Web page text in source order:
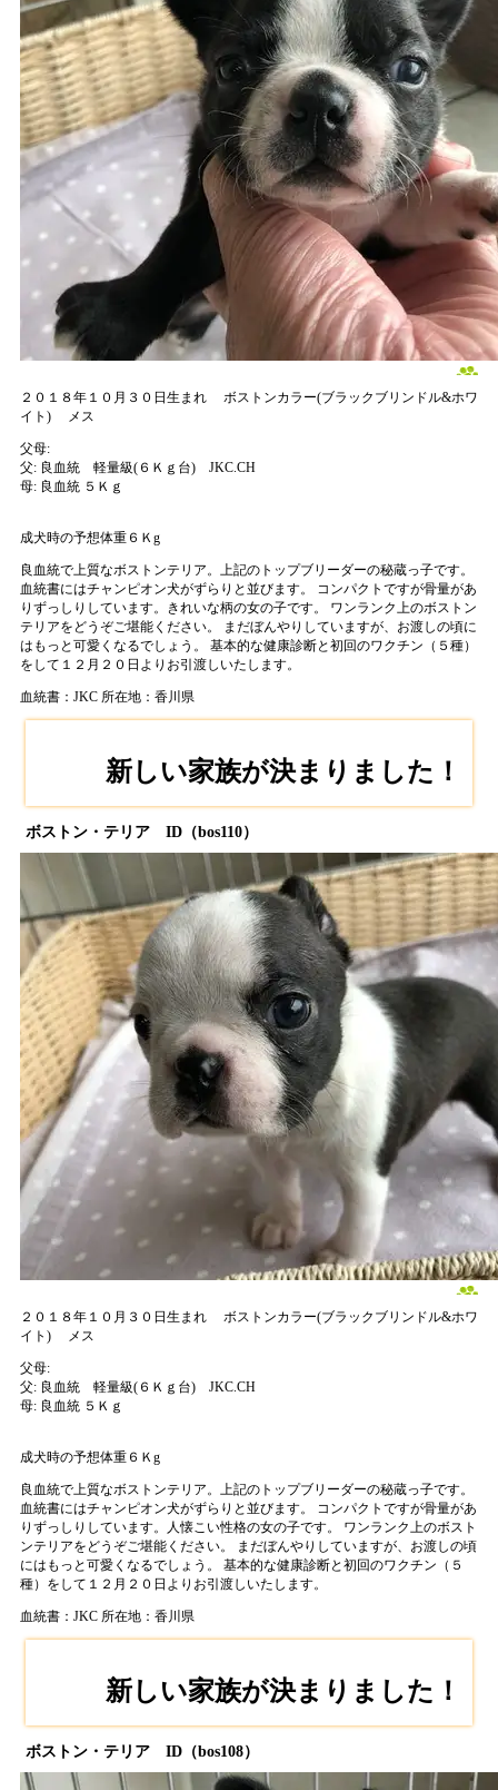
２０１８年１０月３０日生まれ
ボストンカラー(ブラックブリンドル&ホワ
イト)
メス
父母:
父: 良血統 軽量級(６Ｋｇ台) JKC.CH
母: 良血統 ５Ｋｇ
成犬時の予想体重６Ｋg
良血統で上質なボストンテリア。上記のトップブリーダーの秘蔵っ子です。
血統書にはチャンピオン犬がずらりと並びます。 コンパクトですが骨量があ
りずっしりしています。きれいな柄の女の子です。 ワンランク上のボストン
テリアをどうぞご堪能ください。 まだぼんやりしていますが、お渡しの頃に
はもっと可愛くなるでしょう。 基本的な健康診断と初回のワクチン（５種）
をして１２月２０日よりお引渡しいたします。
血統書：JKC 所在地：香川県
新しい家族が決まりました！
ボストン・テリア ID（bos110）
２０１８年１０月３０日生まれ
ボストンカラー(ブラックブリンドル&ホワ
イト)
メス
父母:
父: 良血統 軽量級(６Ｋｇ台) JKC.CH
母: 良血統 ５Ｋｇ
成犬時の予想体重６Ｋg
良血統で上質なボストンテリア。上記のトップブリーダーの秘蔵っ子です。
血統書にはチャンピオン犬がずらりと並びます。 コンパクトですが骨量があ
りずっしりしています。人懐こい性格の女の子です。 ワンランク上のボスト
ンテリアをどうぞご堪能ください。 まだぼんやりしていますが、お渡しの頃
にはもっと可愛くなるでしょう。 基本的な健康診断と初回のワクチン（５
種）をして１２月２０日よりお引渡しいたします。
血統書：JKC 所在地：香川県
新しい家族が決まりました！
ボストン・テリア ID（bos108）